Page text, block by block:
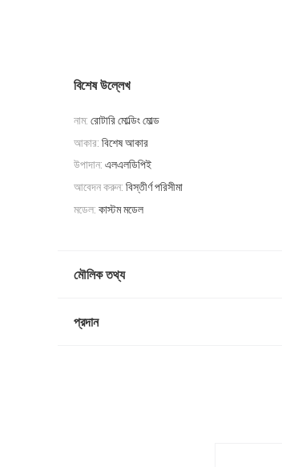
বিশেষ উল্লেখ
নাম: রোটারি মোল্ডিং মোল্ড
আকার: বিশেষ আকার
উপাদান: এলএলডিপিই
আবেদন করুন: বিস্তীর্ণ পরিসীমা
মডেল: কাস্টম মডেল
মৌলিক তথ্য
প্রদান